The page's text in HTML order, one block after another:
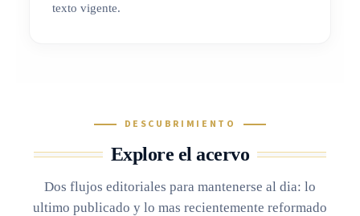
texto vigente.
DESCUBRIMIENTO
Explore el acervo
Dos flujos editoriales para mantenerse al dia: lo
ultimo publicado y lo mas recientemente reformado